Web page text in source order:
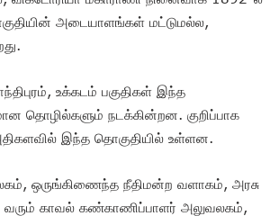
அடையாளங்கள் மட்டுமல்ல,
உக்கடம் பகுதிகள் இந்த
தொழில்களும் நடக்கின்றன. குறிப்பாக
இந்த தொகுதியில் உள்ளன.
ஒருங்கிணைந்த நீதிமன்ற வளாகம், அரசு
காவல் கண்காணிப்பாளர் அலுவலகம்,